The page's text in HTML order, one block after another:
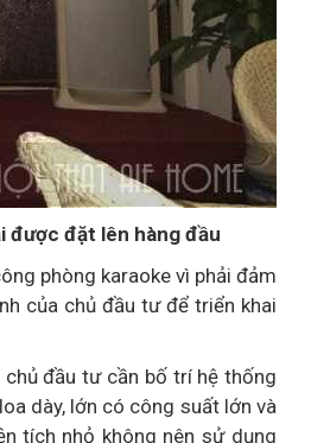
được đặt lên hàng đầu
phòng karaoke vì phải đảm
của chủ đầu tư để triển khai
đầu tư cần bố trí hệ thống
dày, lớn có công suất lớn và
tích nhỏ không nên sử dụng